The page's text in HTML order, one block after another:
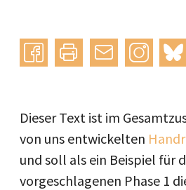
Instagram
Dieser Text ist im
von uns entwickelten
und soll als ein Beispiel für
vorgeschlagenen Phase 1